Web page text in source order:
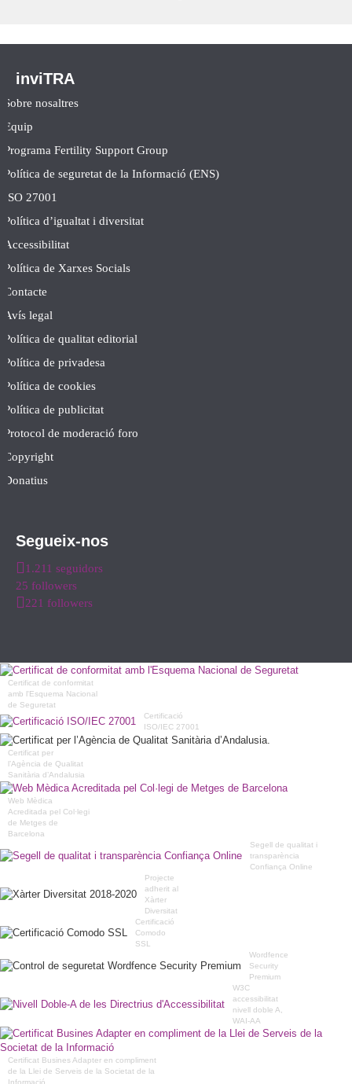
inviTRA
Sobre nosaltres
Equip
Programa Fertility Support Group
Política de seguretat de la Informació (ENS)
ISO 27001
Política d’igualtat i diversitat
Accessibilitat
Política de Xarxes Socials
Contacte
Avís legal
Política de qualitat editorial
Política de privadesa
Política de cookies
Política de publicitat
Protocol de moderació foro
Copyright
Donatius
Segueix-nos
1.211 seguidors
25 followers
221 followers
Certificat de conformitat
amb l'Esquema Nacional
de Seguretat
Certificació
ISO/IEC 27001
Certificat per
l’Agència de Qualitat
Sanitària d’Andalusia
Web Mèdica
Acreditada pel Col·legi
de Metges de
Barcelona
Segell de qualitat i
transparència
Confiança Online
Projecte
adherit al
Xàrter
Diversitat
Certificació
Comodo
SSL
Wordfence
Security
Premium
W3C
accessibilitat
nivell doble A,
WAI-AA
Certificat Busines Adapter en compliment
de la Llei de Serveis de la Societat de la
Informació